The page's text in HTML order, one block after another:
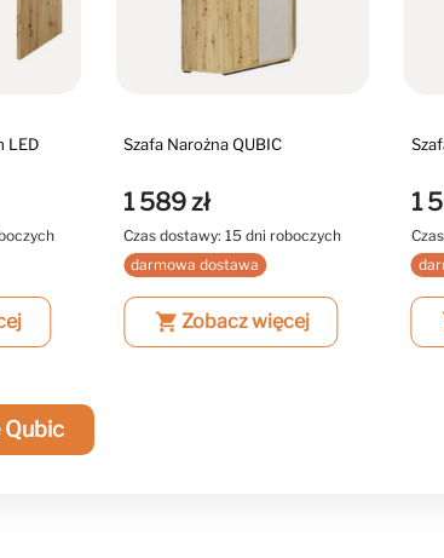
LED
Szafa Narożna QUBIC
1 589 zł
Czas dostawy: 15 dni roboczych
darmowa dostawa
shopping_cart Zobacz więcej
1
Qubic